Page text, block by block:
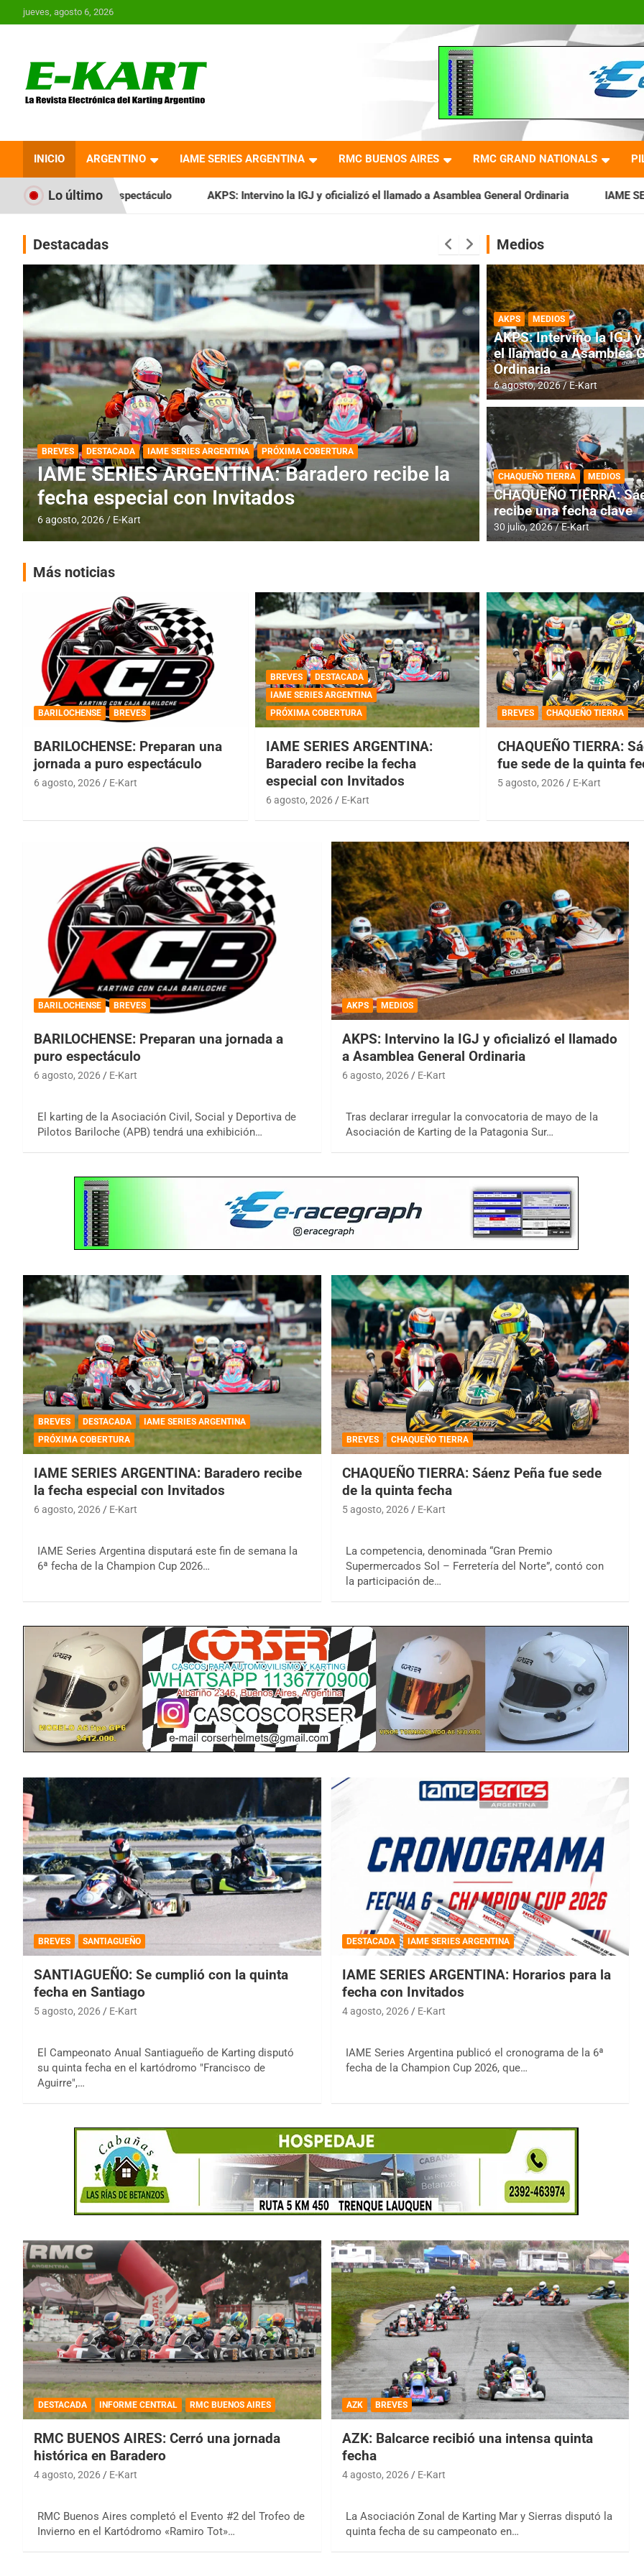
Saltar
al
jueves, agosto 6, 2026
Revista Electrónica del
Karting en Argentina
INICIO ARGENTINO IAME SERIES ARGENTINA RMC BUENOS AIRES RMC GRAND NATIONALS
Lo últimoAKPS: Intervino la IGJ y oficializó el llamado a Asamblea General Ordinaria IAME SERIES ARGENTINA:
Destacadas
DESTACADA IAME SERIES ARGENTINA
IAME SERIES ARGENTINA: Horarios para la
fecha con Invitados
4 agosto, 2026 E-Kart
DESTACADA INFORME CENTRAL
RMC BUENOS
histórica en
4 agosto, 2026 E-Kart
Medios
AKPS MEDIOS
AKPS: Intervino la IGJ
el llamado a Asamblea
Ordinaria
6 agosto, 2026 E-Kart
CHAQUEÑO TIERRA MEDIOS
CHAQUEÑO TIERRA:
recibe una fecha clave
30 julio, 2026 E-Kart
Más noticias
BARILOCHENSE BREVES
BARILOCHENSE: Preparan una
jornada a puro espectáculo
6 agosto, 2026 E-Kart
BREVES
DESTACADA
IAME SERIES ARGENTINA
PRÓXIMA COBERTURA
IAME SERIES ARGENTINA:
Baradero recibe la fecha
especial con Invitados
6 agosto, 2026 E-Kart
BREVES CHAQUEÑO TIERRA
CHAQUEÑO TIERRA:
fue sede de la quinta
5 agosto, 2026 E-Kart
BARILOCHENSE BREVES
BARILOCHENSE: Preparan una jornada a
puro espectáculo
6 agosto, 2026 E-Kart
El karting de la Asociación Civil, Social y Deportiva de
Pilotos Bariloche (APB) tendrá una exhibición…
AKPS MEDIOS
AKPS: Intervino la IGJ y oficializó el llamado
a Asamblea General Ordinaria
6 agosto, 2026 E-Kart
Tras declarar irregular la convocatoria de mayo de la
Asociación de Karting de la Patagonia Sur…
BREVES DESTACADA
IAME SERIES ARGENTINA
PRÓXIMA COBERTURA
IAME SERIES ARGENTINA: Baradero recibe
la fecha especial con Invitados
6 agosto, 2026 E-Kart
IAME Series Argentina disputará este fin de semana la
6ª fecha de la Champion Cup 2026…
BREVES CHAQUEÑO TIERRA
CHAQUEÑO TIERRA: Sáenz Peña fue sede
de la quinta fecha
5 agosto, 2026 E-Kart
La competencia, denominada “Gran Premio
Supermercados Sol – Ferretería del Norte”, contó con
la participación de…
BREVES SANTIAGUEÑO
SANTIAGUEÑO: Se cumplió con la quinta
fecha en Santiago
5 agosto, 2026 E-Kart
El Campeonato Anual Santiagueño de Karting disputó
su quinta fecha en el kartódromo "Francisco de
Aguirre",…
DESTACADA IAME SERIES ARGENTINA
IAME SERIES ARGENTINA: Horarios para la
fecha con Invitados
4 agosto, 2026 E-Kart
IAME Series Argentina publicó el cronograma de la 6ª
fecha de la Champion Cup 2026, que…
DESTACADA INFORME CENTRAL RMC BUENOS AIRES
RMC BUENOS AIRES: Cerró una jornada
histórica en Baradero
4 agosto, 2026 E-Kart
RMC Buenos Aires completó el Evento #2 del Trofeo de
Invierno en el Kartódromo «Ramiro Tot»…
AZK BREVES
AZK: Balcarce recibió una intensa quinta
fecha
4 agosto, 2026 E-Kart
La Asociación Zonal de Karting Mar y Sierras disputó la
quinta fecha de su campeonato en…